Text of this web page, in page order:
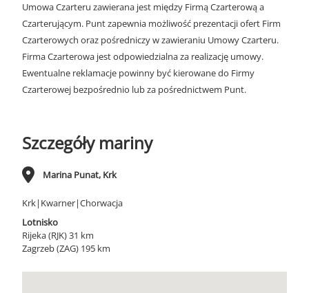
Umowa Czarteru zawierana jest między Firmą Czarterową a
Czarterującym. Punt zapewnia możliwość prezentacji ofert Firm
Czarterowych oraz pośredniczy w zawieraniu Umowy Czarteru.
Firma Czarterowa jest odpowiedzialna za realizację umowy.
Ewentualne reklamacje powinny być kierowane do Firmy
Czarterowej bezpośrednio lub za pośrednictwem Punt.
Szczegóły mariny
Marina Punat, Krk
Krk|Kwarner|Chorwacja
Lotnisko
Rijeka (RJK) 31 km
Zagrzeb (ZAG) 195 km